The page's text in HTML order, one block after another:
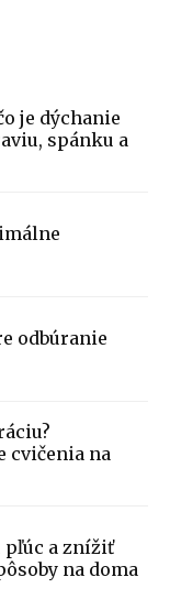
je dýchanie
spánku a
odbúranie
cvičenia na
pľúc a znížiť
na doma